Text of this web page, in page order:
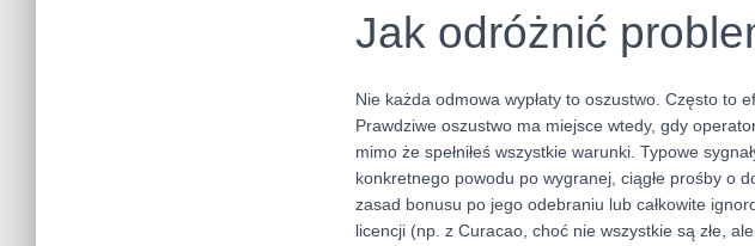
Jak odróżnić
Nie każda odmowa wypłaty to oszustwo. Często to
Prawdziwe oszustwo ma miejsce wtedy, gdy
mimo że spełniłeś wszystkie warunki. Typowe
konkretnego powodu po wygranej, ciągłe prośby o
zasad bonusu po jego odebraniu lub całkowite
licencji (np. z Curacao, choć nie wszystkie są złe,